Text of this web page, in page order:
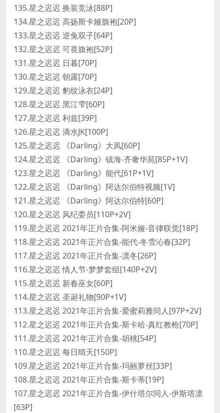
135.星之迟迟 换装竞泳[88P]
134.星之迟迟 高扬斯卡娅旗袍[20P]
133.星之迟迟 逆兔双子[64P]
132.星之迟迟 可畏旗袍[52P]
131.星之迟迟 日暮[70P]
130.星之迟迟 朝露[70P]
129.星之迟迟 豹纹泳衣[24P]
128.星之迟迟 黑江雫[60P]
127.星之迟迟 利兹[39P]
126.星之迟迟 滴水JK[100P]
125.星之迟迟 《Darling》大凤[60P]
124.星之迟迟 《Darling》镇海-齐奢华苑[85P+1V]
123.星之迟迟 《Darling》能代[61P+1V]
122.星之迟迟 《Darling》阿达尔伯特视频[1V]
121.星之迟迟 《Darling》阿达尔伯特[60P]
120.星之迟迟 风纪委员[110P+2V]
119.星之迟迟 2021年正片合集-阿米娅-音律联觉[18P]
118.星之迟迟 2021年正片合集-能代-冬雪沁春[32P]
117.星之迟迟 2021年正片合集-凛冬[26P]
116.星之迟迟 情人节-梦梦套组[140P+2V]
115.星之迟迟 新春巫女[60P]
114.星之迟迟 圣诞礼物[90P+1V]
113.星之迟迟 2021年正片合集-爱蜜莉雅同人[97P+2V]
112.星之迟迟 2021年正片合集-斯卡哈-真红教枪[70P]
111.星之迟迟 2021年正片合集-胡桃[54P]
110.星之迟迟 每日晴天[150P]
109.星之迟迟 2021年正片合集-玛丽萝丝[33P]
108.星之迟迟 2021年正片合集-斯卡蒂[19P]
107.星之迟迟 2021年正片合集-伊什塔尔同人-伊斯塔凛
[63P]